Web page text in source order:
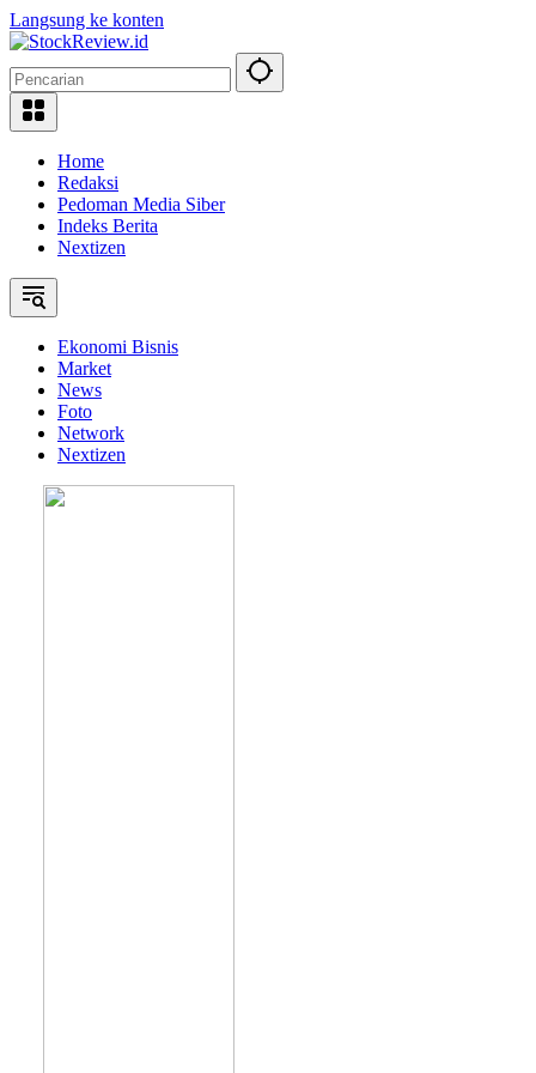
Langsung ke konten
Home
Redaksi
Pedoman Media Siber
Indeks Berita
Nextizen
Ekonomi Bisnis
Market
News
Foto
Network
Nextizen